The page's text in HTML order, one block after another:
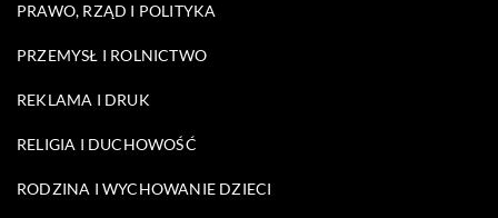
PRAWO, RZĄD I POLITYKA
PRZEMYSŁ I ROLNICTWO
REKLAMA I DRUK
RELIGIA I DUCHOWOŚĆ
RODZINA I WYCHOWANIE DZIECI